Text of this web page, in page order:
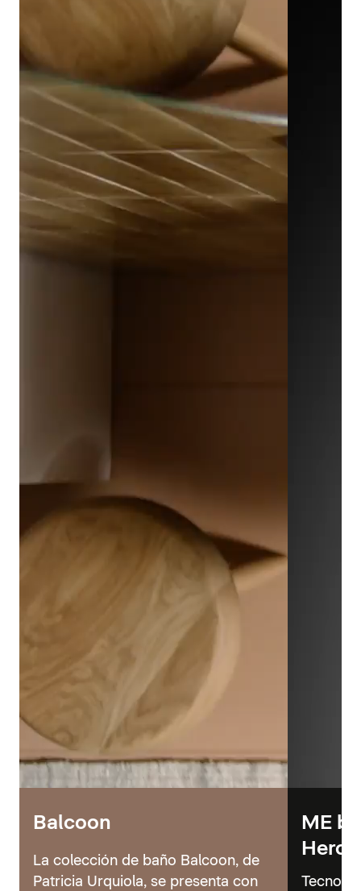
Balcoon
La colección de baño Balcoon, de
Patricia Urquiola, se presenta con
ME
Hero